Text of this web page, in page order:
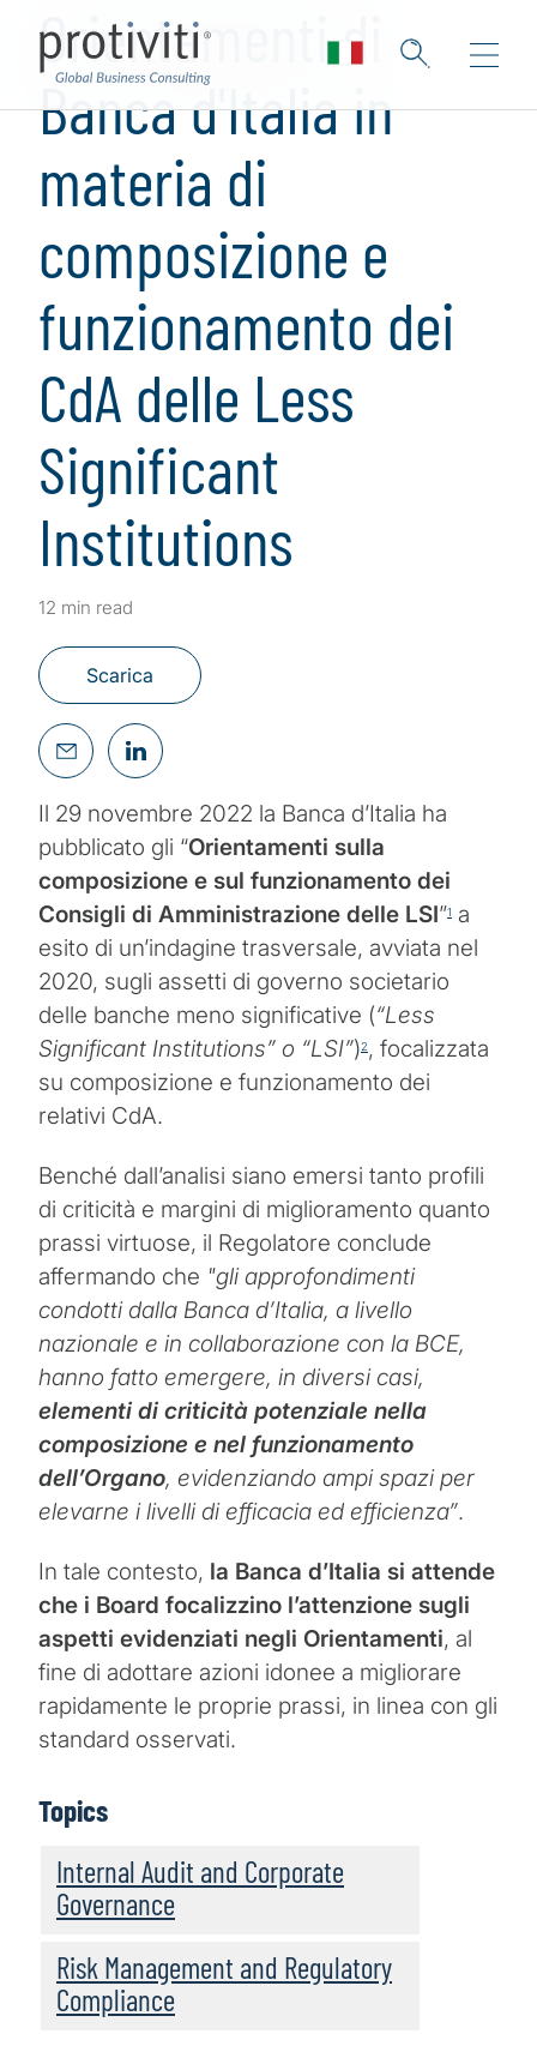
Orientamenti di
Banca d'Italia in
materia di
composizione e
funzionamento dei
CdA delle Less
Significant
Institutions
12 min read
Scarica
Il 29 novembre 2022 la Banca d’Italia ha
pubblicato gli “Orientamenti sulla
composizione e sul funzionamento dei
Consigli di Amministrazione delle LSI”1
a
esito di un’indagine trasversale, avviata nel
2020, sugli assetti di governo societario
delle banche meno significative (“Less
Significant Institutions” o “LSI”)2, focalizzata
su composizione e funzionamento dei
relativi CdA.
Benché dall’analisi siano emersi tanto profili
di criticità e margini di miglioramento quanto
prassi virtuose, il Regolatore conclude
affermando che "gli approfondimenti
condotti dalla Banca d’Italia, a livello
nazionale e in collaborazione con la BCE,
hanno fatto emergere, in diversi casi,
elementi di criticità potenziale nella
composizione e nel funzionamento
dell’Organo, evidenziando ampi spazi per
elevarne i livelli di efficacia ed efficienza”.
In tale contesto, la Banca d’Italia si attende
che i Board focalizzino l’attenzione sugli
aspetti evidenziati negli Orientamenti, al
fine di adottare azioni idonee a migliorare
rapidamente le proprie prassi, in linea con gli
standard osservati.
Topics
Internal Audit and Corporate
Governance
Risk Management and Regulatory
Compliance